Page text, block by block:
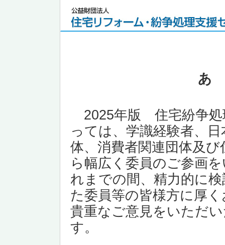
あ
2025年版 住宅紛争処
っては、学識経験者、
体、消費者関連団体及
ら幅広く委員のご参画
れまでの間、精力的に
た委員等の皆様方に厚
貴重なご意見をいただ
す。